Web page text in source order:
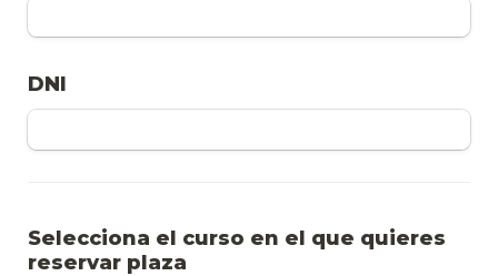
DNI
Selecciona el curso en el que quieres
reservar plaza